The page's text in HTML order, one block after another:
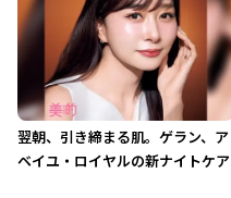
翌朝、引き締まる肌。ゲラン、ア
ベイユ・ロイヤルの新ナイトケア